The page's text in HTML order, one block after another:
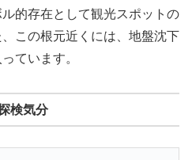
的存在として観光スポットの
この根元近くには、地盤沈下
ています。
検気分